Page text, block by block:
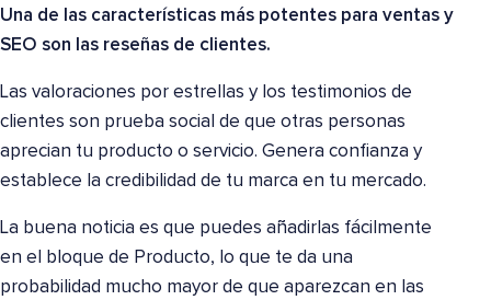
Una de las características más potentes para ventas y
SEO son las reseñas de clientes.
Las valoraciones por estrellas y los testimonios de
clientes son prueba social de que otras personas
aprecian tu producto o servicio. Genera confianza y
establece la credibilidad de tu marca en tu mercado.
La buena noticia es que puedes añadirlas fácilmente
en el bloque de Producto, lo que te da una
probabilidad mucho mayor de que aparezcan en las